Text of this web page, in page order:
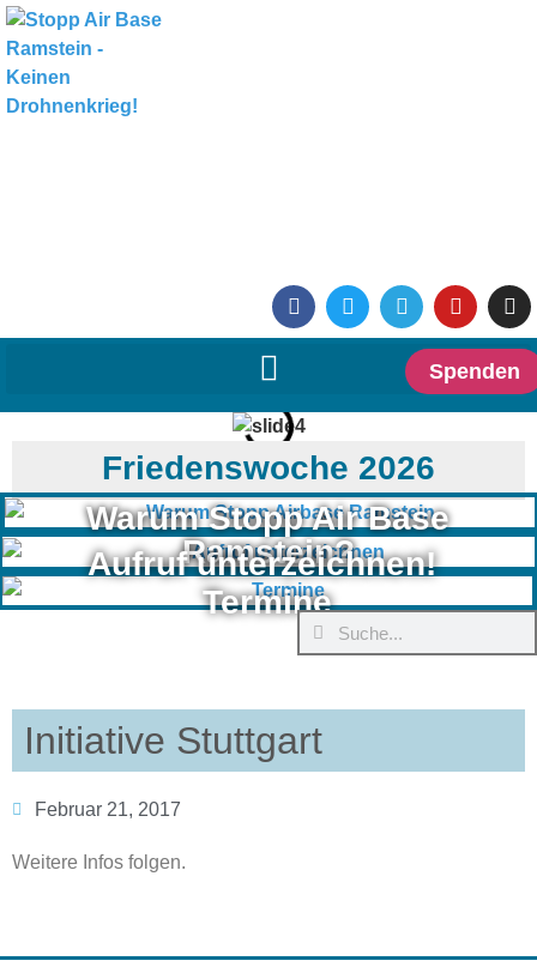
Spenden
Friedenswoche 2026
Warum Stopp Air Base
Ramstein?
Aufruf unterzeichnen!
Termine
Initiative Stuttgart
Februar 21, 2017
Weitere Infos folgen.